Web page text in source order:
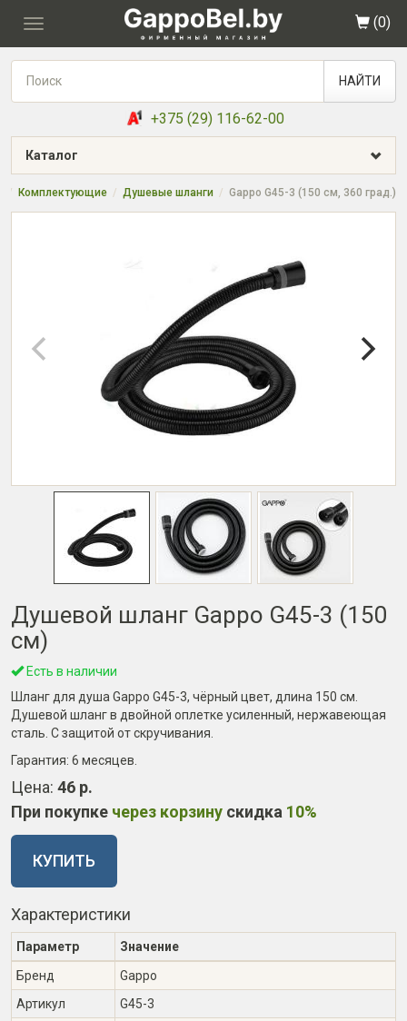
Toggle
(0)
НАЙТИ
+375 (29) 116-62-00
Каталог
Комплектующие Душевые шланги Gappo G45-3 (150 см, 360 град.)
Душевой шланг Gappo G45-3 (150
см)
Есть в наличии
Шланг для душа Gappo G45-3, чёрный цвет, длина 150 см.
Душевой шланг в двойной оплетке усиленный, нержавеющая
сталь. С защитой от скручивания.
Гарантия: 6 месяцев
Цена: 46 р.
При покупке через корзину скидка 10%
КУПИТЬ
Характеристики
Параметр
Значение
Бренд
Gappo
Артикул
G45-3